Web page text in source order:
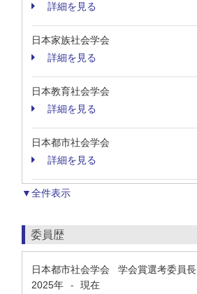
詳細を見る
日本家族社会学会
詳細を見る
日本教育社会学会
詳細を見る
日本都市社会学会
詳細を見る
▼全件表示
委員歴
日本都市社会学会 学会賞選考委員長
2025年
-
現在